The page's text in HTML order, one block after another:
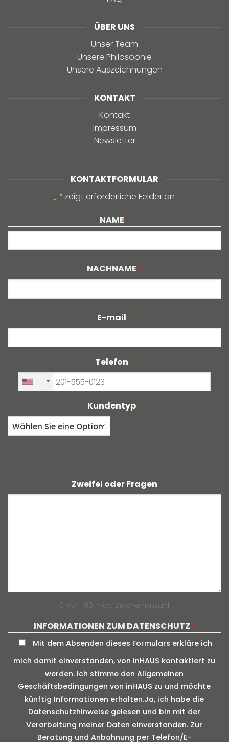
ÜBER UNS
Unser Team
Unsere Philosophie
Unsere Auszeichnungen
KONTAKT
Kontakt
Impressum
Newsletter
KONTAKTFORMULAR
„*“ zeigt erforderliche Felder an
NAME *
NACHNAME *
E-mail *
Telefon *
Kundentyp *
Zweifel oder Fragen
0 von 190 max. Zeichenanzahl
INFORMATIONEN ZUM DATENSCHUTZ *
Mit dem Absenden dieses Formulars erkläre ich
mich damit einverstanden, von inHAUS kontaktiert zu
werden. Ich stimme den Allgemeinen
Geschäftsbedingungen von inHAUS zu und möchte
künftig Informationen erhalten.Ja, ich habe die
Datenschutzhinweise gelesen und bin mit der
Verarbeitung meiner Daten einverstanden. Zur
Beratung und Anbahnung per Telefon/E-